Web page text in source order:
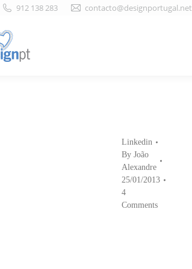
912 138 283 contacto@designportugal.net
Linkedin
By João
Alexandre
25/01/2013
4
Comments